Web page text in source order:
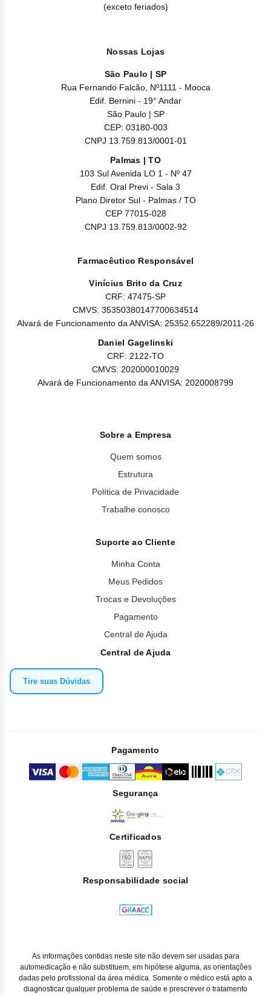
(exceto feriados)
Nossas Lojas
São Paulo | SP
Rua Fernando Falcão, Nº1111 - Mooca
Edif. Bernini - 19° Andar
São Paulo | SP
CEP: 03180-003
CNPJ 13.759.813/0001-01
Palmas | TO
103 Sul Avenida LO 1 - Nº 47
Edif. Oral Previ - Sala 3
Plano Diretor Sul - Palmas / TO
CEP 77015-028
CNPJ 13.759.813/0002-92
Farmacêutico Responsável
Vinícius Brito da Cruz
CRF: 47475-SP
CMVS: 35350380147700634514
Alvará de Funcionamento da ANVISA: 25352.652289/2011-26
Daniel Gagelinski
CRF: 2122-TO
CMVS: 202000010029
Alvará de Funcionamento da ANVISA: 2020008799
Sobre a Empresa
Quem somos
Estrutura
Política de Privacidade
Trabalhe conosco
Suporte ao Cliente
Minha Conta
Meus Pedidos
Trocas e Devoluções
Pagamento
Central de Ajuda
Central de Ajuda
Tire suas Dúvidas
Pagamento
Segurança
Certificados
Responsabilidade social
As informações contidas neste site não devem ser usadas para
automedicação e não substituem, em hipótese alguma, as orientações
dadas pelo profissional da área médica. Somente o médico está apto a
diagnosticar qualquer problema de saúde e prescrever o tratamento